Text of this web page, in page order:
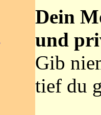
Dein
und
Gib
tief du